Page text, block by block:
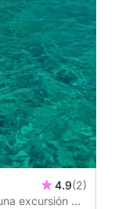
4.9(2)
excursión de